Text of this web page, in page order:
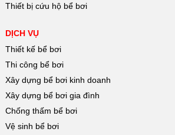
Thiết bị cứu hộ bể bơi
DỊCH VỤ
Thiết kế bể bơi
Thi công bể bơi
Xây dựng bể bơi kinh doanh
Xây dựng bể bơi gia đình
Chống thấm bể bơi
Vệ sinh bể bơi